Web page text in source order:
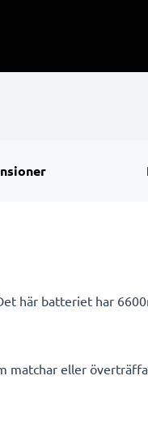
här batteriet har
matchar eller